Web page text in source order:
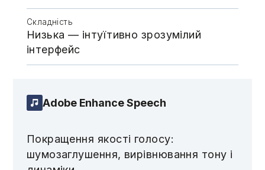
Складність
Низька — інтуїтивно зрозумілий
інтерфейс
Adobe Enhance Speech
Покращення якості голосу:
шумозаглушення, вирівнювання тону і